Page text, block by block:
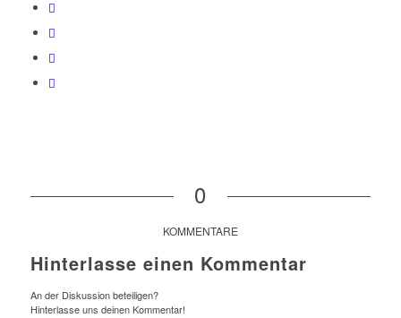
0
KOMMENTARE
Hinterlasse einen Kommentar
An der Diskussion beteiligen?
Hinterlasse uns deinen Kommentar!